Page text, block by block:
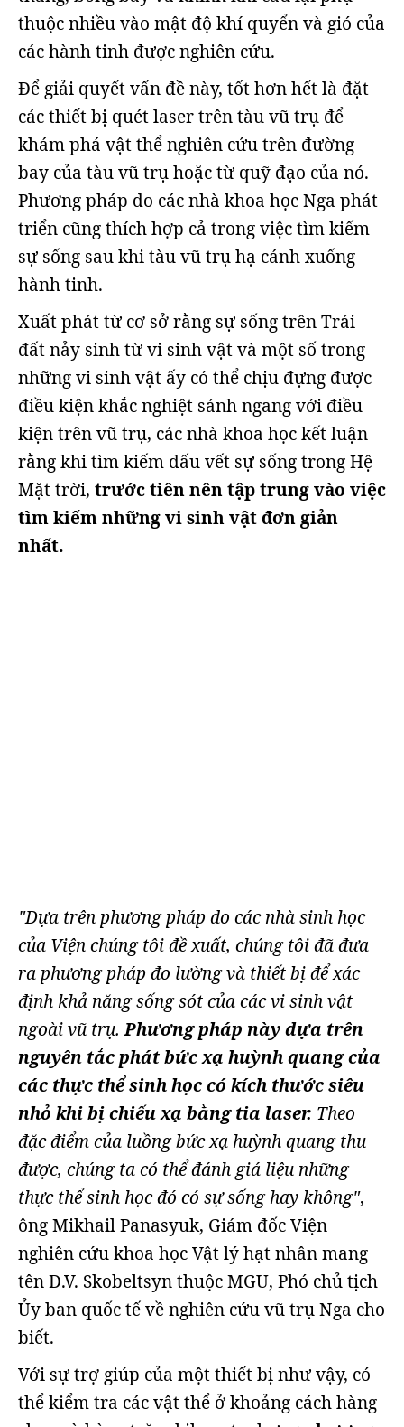
thuộc nhiều vào mật độ khí quyển và gió của
các hành tinh được nghiên cứu.
Để giải quyết vấn đề này, tốt hơn hết là đặt
các thiết bị quét laser trên tàu vũ trụ để
khám phá vật thể nghiên cứu trên đường
bay của tàu vũ trụ hoặc từ quỹ đạo của nó.
Phương pháp do các nhà khoa học Nga phát
triển cũng thích hợp cả trong việc tìm kiếm
sự sống sau khi tàu vũ trụ hạ cánh xuống
hành tinh.
Xuất phát từ cơ sở rằng sự sống trên Trái
đất nảy sinh từ vi sinh vật và một số trong
những vi sinh vật ấy có thể chịu đựng được
điều kiện khắc nghiệt sánh ngang với điều
kiện trên vũ trụ, các nhà khoa học kết luận
rằng khi tìm kiếm dấu vết sự sống trong Hệ
Mặt trời, trước tiên nên tập trung vào việc
tìm kiếm những vi sinh vật đơn giản
nhất.
"Dựa trên phương pháp do các nhà sinh học
của Viện chúng tôi đề xuất, chúng tôi đã đưa
ra phương pháp đo lường và thiết bị để xác
định khả năng sống sót của các vi sinh vật
ngoài vũ trụ.Phương pháp này dựa trên
nguyên tắc phát bức xạ huỳnh quangcủa
các thực thể sinh học có kích thước siêu
nhỏ khi bị chiếu xạ bằng tia laser. Theo
đặc điểm của luồng bức xạ huỳnh quang thu
được, chúng ta có thể đánh giá liệu những
thực thể sinh học đó có sự sống hay không",
ông Mikhail Panasyuk, Giám đốc Viện
nghiên cứu khoa học Vật lý hạt nhân mang
tên D.V. Skobeltsyn thuộc MGU, Phó chủ tịch
Ủy ban quốc tế về nghiên cứu vũ trụ Nga cho
biết.
Với sự trợ giúp của một thiết bị như vậy, có
thể kiểm tra các vật thể ở khoảng cách hàng